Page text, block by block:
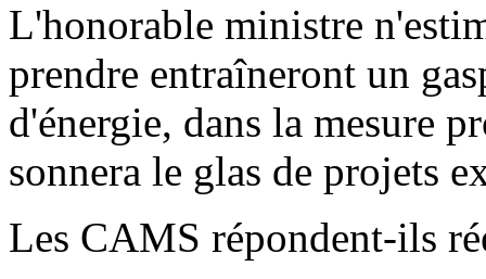
L'honorable ministre
prendre entraîneront un
d'énergie, dans la mesure
sonnera le glas de projets
Les CAMS répondent-ils